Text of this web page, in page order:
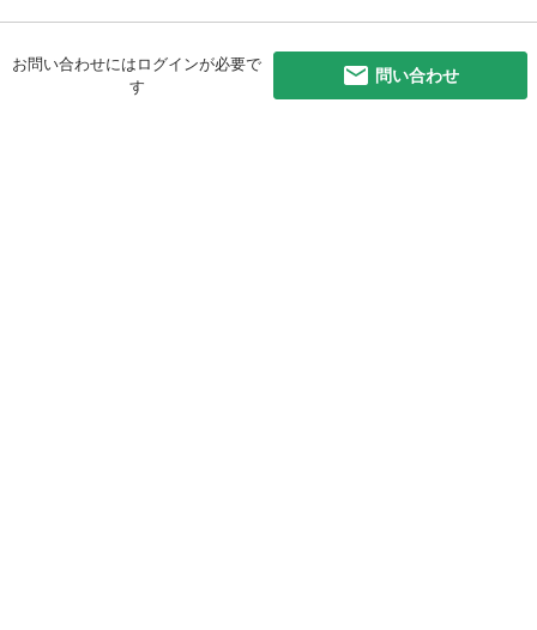
お問い合わせにはログインが必要で
す
問い合わせ